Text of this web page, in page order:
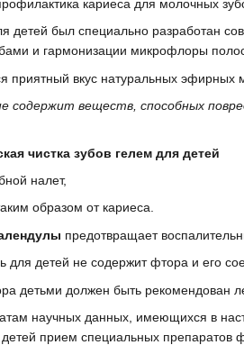
кариеса для молочных
детей был специально разработан
и гармонизации микрофлоры
приятный вкус натуральных эфирных
содержит веществ, способных
чистка зубов гелем для детей
налет,
образом от кариеса.
предотвращает
для детей не содержит фтора и его
детьми должен быть рекомендован
научных данных, имеющихся в
прием специальных препаратов